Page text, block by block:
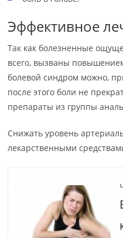
Эффективное
Так как болезненные
всего, вызваны
болевой синдром можно,
после этого боли не
препараты из группы
Снижать уровень
лекарственными